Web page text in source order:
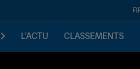
L'ACTU CLASSEMENTS